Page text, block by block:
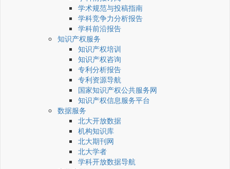
学术规范与投稿指南
学科竞争力分析报告
学科前沿报告
知识产权服务
知识产权培训
知识产权咨询
专利分析报告
专利资源导航
国家知识产权公共服务网
知识产权信息服务平台
数据服务
北大开放数据
机构知识库
北大期刊网
北大学者
学科开放数据导航